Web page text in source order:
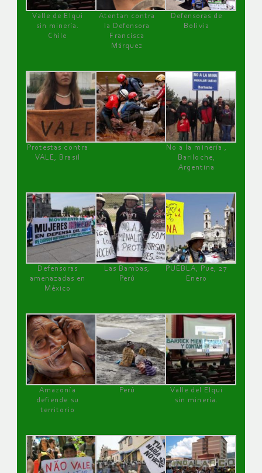
Valle de Elqui
sin minería.
Chile
Atentan contra
la Defensora
Francisca
Márquez
Defensoras de
Bolivia
Protestas contra
VALE, Brasil
No a la minería ,
Bariloche,
Argentina
Defensoras
amenazadas en
México
Las Bambas,
Perú
PUEBLA, Pue, 27
Enero
Amazonía
defiende su
territorio
Perú
Valle del Elqui
sin minería.